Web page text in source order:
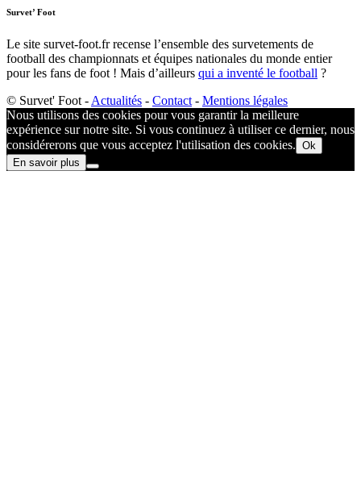
Survet’ Foot
Le site survet-foot.fr recense l’ensemble des survetements de
football des championnats et équipes nationales du monde entier
pour les fans de foot ! Mais d’ailleurs qui a inventé le football ?​
© Survet' Foot - Actualités - Contact - Mentions légales
Nous utilisons des cookies pour vous garantir la meilleure
expérience sur notre site. Si vous continuez à utiliser ce dernier, nous
considérerons que vous acceptez l'utilisation des cookies. Ok
En savoir plus